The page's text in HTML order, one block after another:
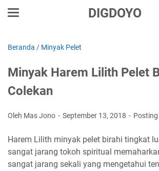
DIGDOYO
Beranda / Minyak Pelet
Minyak Harem Lilith Pelet
Colekan
Oleh Mas Jono September 13, 2018
Harem Lilith minyak pelet birahi tingkat
sangat jarang tokoh spiritual
sangat jarang sekali yang mengetahui